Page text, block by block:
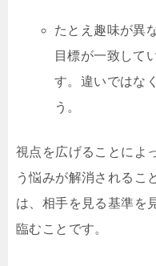
たとえ趣味が異
目標が一致して
す。違いではな
う。
視点を広げることによ
う悩みが解消されるこ
は、相手を見る基準を
臨むことです。